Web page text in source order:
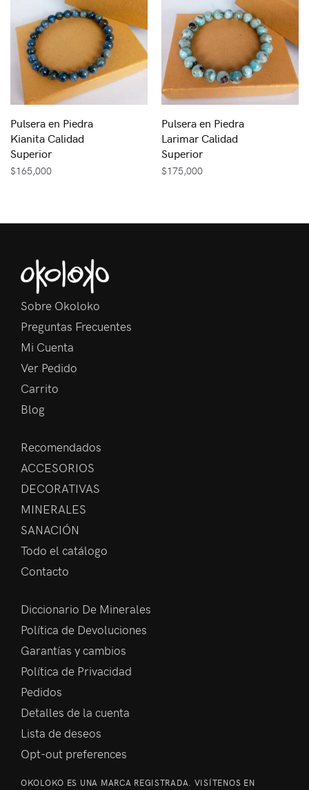
Pulsera en Piedra
Kianita Calidad
Superior
$165,000
Pulsera en Piedra
Larimar Calidad
Superior
$175,000
Sobre Okoloko
Preguntas Frecuentes
Mi Cuenta
Ver Pedido
Carrito
Blog
Recomendados
ACCESORIOS
DECORATIVAS
MINERALES
SANACIÓN
Todo el catálogo
Contacto
Diccionario De Minerales
Política de Devoluciones
Garantías y cambios
Política de Privacidad
Pedidos
Detalles de la cuenta
Lista de deseos
Opt-out preferences
OKOLOKO ES UNA MARCA REGISTRADA. VISÍTENOS EN